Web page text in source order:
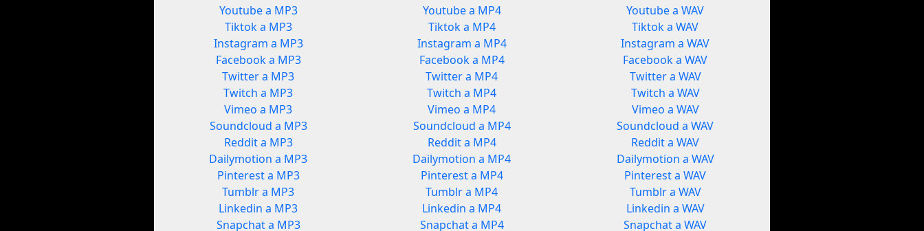
Youtube a MP3
Tiktok a MP3
Instagram a MP3
Facebook a MP3
Twitter a MP3
Twitch a MP3
Vimeo a MP3
Soundcloud a MP3
Reddit a MP3
Dailymotion a MP3
Pinterest a MP3
Tumblr a MP3
Linkedin a MP3
Snapchat a MP3
Youtube a MP4
Tiktok a MP4
Instagram a MP4
Facebook a MP4
Twitter a MP4
Twitch a MP4
Vimeo a MP4
Soundcloud a MP4
Reddit a MP4
Dailymotion a MP4
Pinterest a MP4
Tumblr a MP4
Linkedin a MP4
Snapchat a MP4
Youtube a WAV
Tiktok a WAV
Instagram a WAV
Facebook a WAV
Twitter a WAV
Twitch a WAV
Vimeo a WAV
Soundcloud a WAV
Reddit a WAV
Dailymotion a WAV
Pinterest a WAV
Tumblr a WAV
Linkedin a WAV
Snapchat a WAV